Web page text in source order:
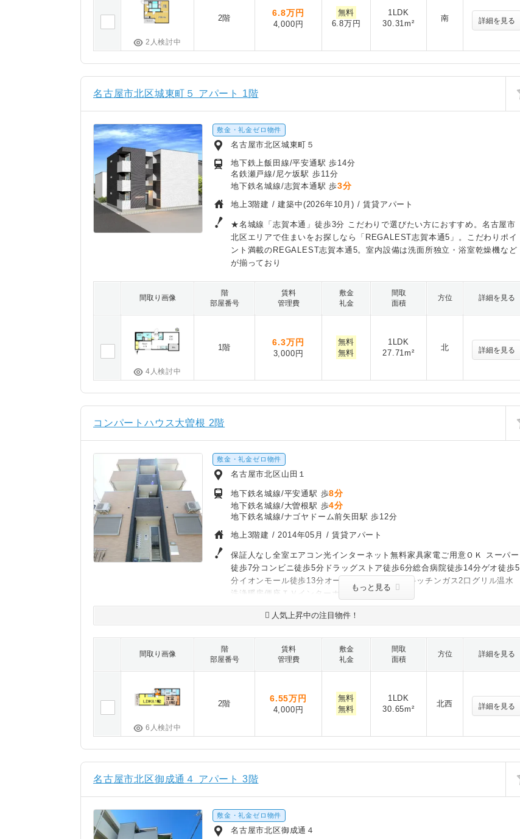
2人検討中
2階
6.8万円
4,000円
無料
6.8万円
1LDK
30.31m²
南 詳細を見る
名古屋市北区城東町５ アパート 1階
敷金・礼金ゼロ物件
名古屋市北区城東町５
地下鉄上飯田線/平安通駅 歩14分
名鉄瀬戸線/尼ケ坂駅 歩11分
地下鉄名城線/志賀本通駅 歩3分
地上3階建 /建築中(2026年10月) / 賃貸アパート
★名城線「志賀本通」徒歩3分 こだわりで選びたい方におすすめ。名古屋市
北区エリアで住まいをお探しなら「REGALEST志賀本通5」。こだわりポイ
ント満載のREGALEST志賀本通5。室内設備は洗面所独立・浴室乾燥機など
が揃っており
間取り画像
階
部屋番号
賃料
管理費
敷金
礼金
間取
面積
方位 詳細を見る
4人検討中
1階
6.3万円
3,000円
無料
無料
1LDK
27.71m²
北 詳細を見る
コンパートハウス大曽根 2階
敷金・礼金ゼロ物件
名古屋市北区山田１
地下鉄名城線/平安通駅 歩8分
地下鉄名城線/大曽根駅 歩4分
地下鉄名城線/ナゴヤドーム前矢田駅 歩12分
地上3階建 /2014年05月 / 賃貸アパート
保証人なし全室エアコン光インターネット無料家具家電ご用意ＯＫ スーパー
徒歩7分コンビニ徒歩5分ドラッグストア徒歩6分総合病院徒歩14分ゲオ徒歩5
分イオンモール徒歩13分オートロックシステムキッチンガス2口グリル温水
洗浄暖房便座ＴＶインターホン浴室暖房乾燥機
もっと見る
人気上昇中の注目物件！
間取り画像
階
部屋番号
賃料
管理費
敷金
礼金
間取
面積
方位 詳細を見る
6人検討中
2階
6.55万円
4,000円
無料
無料
1LDK
30.65m²
北西 詳細を見る
名古屋市北区御成通４ アパート 3階
敷金・礼金ゼロ物件
名古屋市北区御成通４